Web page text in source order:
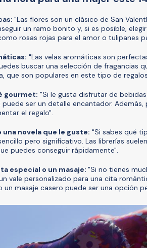
"Las flores son un clásico de San
un ramo bonito y, si es posible,
rosas rojas para el amor o tulipanes
"Las velas aromáticas son
buscar una selección de fragancias
que son populares en este tipo de
gourmet: "Si le gusta disfrutar de
ser un detalle encantador. Además,
el regalo".
novela que le guste: "Si sabes qué
pero significativo. Las librerías
puedes conseguir rápidamente".
especial o un masaje: "Si no tienes
vale personalizado para una cita
masaje casero puede ser una opción